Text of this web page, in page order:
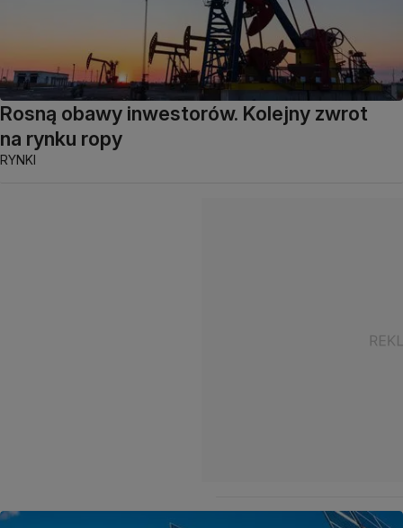
Rosną obawy inwestorów. Kolejny zwrot
na rynku ropy
RYNKI